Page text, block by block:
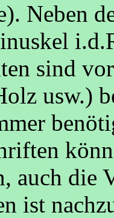
Neben
sind
usw.)
auch die
ist